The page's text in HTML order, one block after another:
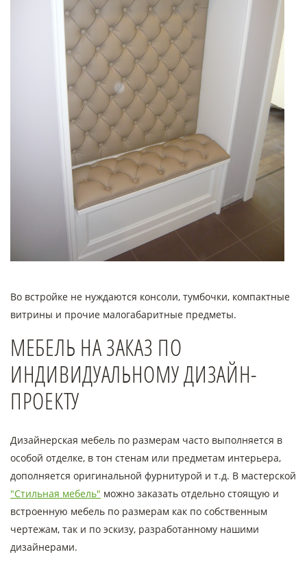
Во встройке не нуждаются консоли, тумбочки, компактные
витрины и прочие малогабаритные предметы.
МЕБЕЛЬ НА ЗАКАЗ ПО
ИНДИВИДУАЛЬНОМУ ДИЗАЙН-
ПРОЕКТУ
Дизайнерская мебель по размерам часто выполняется в
особой отделке, в тон стенам или предметам интерьера,
дополняется оригинальной фурнитурой и т.д. В мастерской
"Стильная мебель" можно заказать отдельно стоящую и
встроенную мебель по размерам как по собственным
чертежам, так и по эскизу, разработанному нашими
дизайнерами.